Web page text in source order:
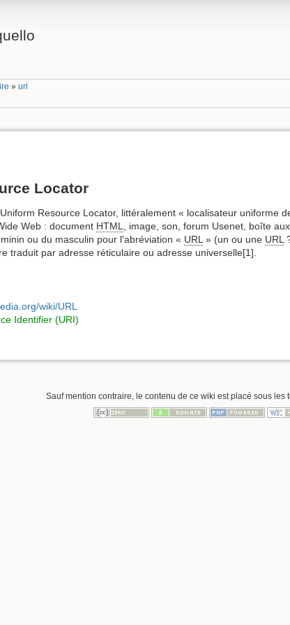
»url
Locator
Uniform Resource Locator, littéralement « localisateur
Web : document HTML
, image, son, forum Usenet, boîte
ou du masculin pour l'abréviation « URL » (un ou une URL
traduit par adresse réticulaire ou adresse universelle[1].
wiki/URL
Identifier (URI)
Sauf mention contraire, le contenu de ce wiki est placé sous les